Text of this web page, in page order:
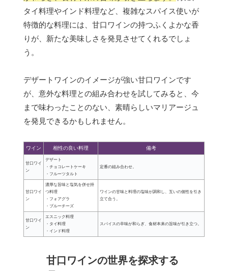
タイ料理やインド料理など、複雑なスパイス使いが
特徴的な料理には、甘口ワインの持つふくよかな香
りが、新たな美味しさを発見させてくれるでしょ
う。
デザートワインのイメージが強い甘口ワインです
が、意外な料理との組み合わせを試してみると、今
まで味わったことのない、素晴らしいマリアージュ
を発見できるかもしれません。
ワイン 相性の良い料理 備考
甘口ワイ
ン
デザート
・チョコレートケーキ
・フルーツタルト
定番の組み合わせ。
甘口ワイ
ン
濃厚な旨味と塩気を併せ持
つ料理
・フォアグラ
・ブルーチーズ
ワインの甘味と料理の塩味が調和し、互いの個性を引き
立て合う。
甘口ワイ
ン
エスニック料理
・タイ料理
・インド料理
スパイスの辛味が和らぎ、食材本来の旨味が引き立つ。
甘口ワインの世界を探求する